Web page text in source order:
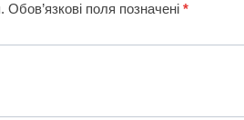
Обов’язкові поля позначені *